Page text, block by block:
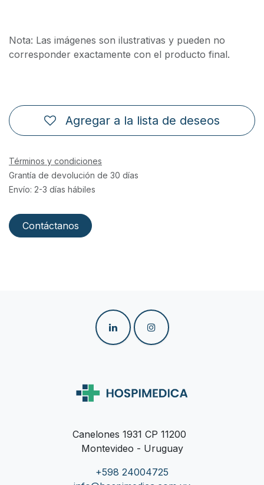
Nota: Las imágenes son ilustrativas y pueden no
corresponder exactamente con el producto final.
Agregar a la lista de deseos
Términos y condiciones
Grantía de devolución de 30 días
Envío: 2-3 días hábiles
Contáctanos
Canelones 1931 CP 11200
Montevideo - Uruguay
+598 24004725